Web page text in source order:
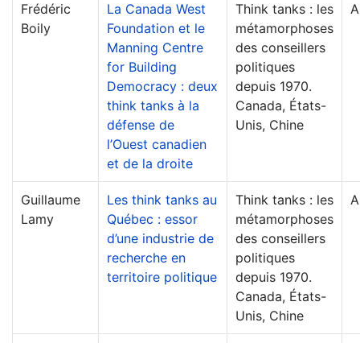
Frédéric
Boily
La Canada West
Foundation et le
Manning Centre
for Building
Democracy : deux
think tanks à la
défense de
l’Ouest canadien
et de la droite
Think tanks : les
métamorphoses
des conseillers
politiques
depuis 1970.
Canada, États-
Unis, Chine
Guillaume
Lamy
Les think tanks au
Québec : essor
d’une industrie de
recherche en
territoire politique
Think tanks : les
métamorphoses
des conseillers
politiques
depuis 1970.
Canada, États-
Unis, Chine